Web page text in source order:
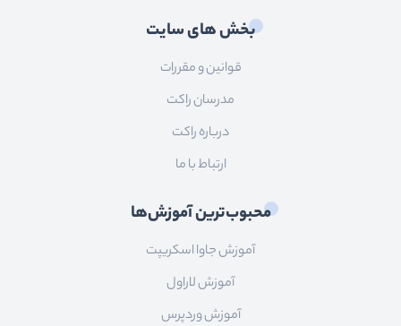
بخش های سایت
قوانین و مقررات
مدرسان راکت
درباره راکت
ارتباط با ما
محبوب‌ترین آموزش‌ها
آموزش جاوا اسکریپت
آموزش لاراول
آموزش وردپرس